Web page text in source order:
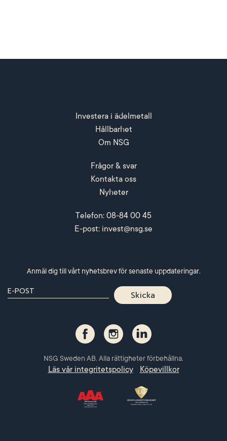
Investera i ädelmetall
Hållbarhet
Om NSG
Frågor & svar
Kontakta oss
Nyheter
Telefon: 08-84 00 45
E-post: invest@nsg.se
Anmäl dig till vårt nyhetsbrev för senaste uppdateringar.
NSG Sweden AB. Alla rättigheter förbehållna.
Läs vår integritetspolicy Köpevillkor